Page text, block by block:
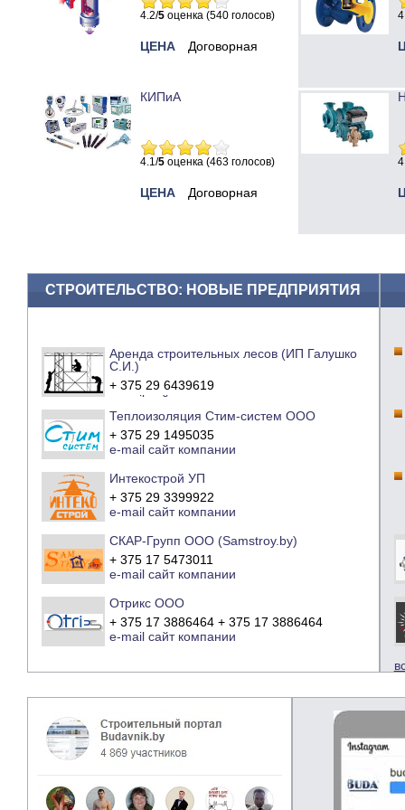
4.2/5 оценка (540 голосов)
ЦЕНА Договорная
КИПиА
4.1/5 оценка (463 голосов)
ЦЕНА Договорная
СТРОИТЕЛЬСТВО: НОВЫЕ ПРЕДПРИЯТИЯ
Аренда строительных лесов (ИП Галушко
С.И.)
+ 375 29 6439619
e-mail
сайт компании
Теплоизоляция Стим-систем ООО
+ 375 29 1495035
e-mail сайт компании
Интекострой УП
+ 375 29 3399922
e-mail сайт компании
СКАР-Групп ООО (Samstroy.by)
+ 375 17 5473011
e-mail сайт компании
Отрикс ООО
+ 375 17 3886464 + 375 17 3886464
e-mail сайт компании